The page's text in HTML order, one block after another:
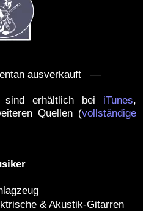
ausverkauft —
sind erhältlich bei iTunes,
Quellen(vollständige
& Akustik-Gitarren